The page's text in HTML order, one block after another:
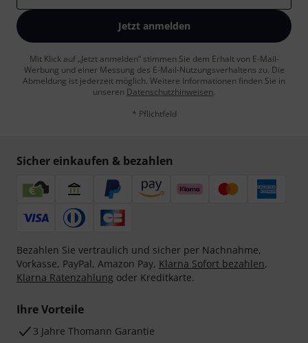
Jetzt anmelden
Mit Klick auf „Jetzt anmelden“ stimmen Sie dem Erhalt von E-Mail-
Werbung und einer Messung des E-Mail-Nutzungsverhaltens zu. Die
Abmeldung ist jederzeit möglich. Weitere Informationen finden Sie in
unseren Datenschutzhinweisen.
* Pflichtfeld
Sicher einkaufen & bezahlen
Bezahlen Sie vertraulich und sicher per Nachnahme,
Vorkasse, PayPal, Amazon Pay, Klarna Sofort bezahlen,
Klarna Ratenzahlung oder Kreditkarte.
Ihre Vorteile
3 Jahre Thomann Garantie